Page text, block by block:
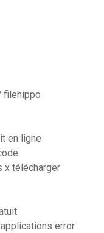
filehippo
en ligne
x télécharger
error